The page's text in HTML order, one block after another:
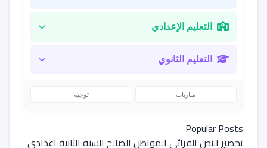
التعليم الإعدادي
التعليم الثانوي
مباريات توجيه
Popular Posts
تحضير النص القرائي المواطن الصالح السنة الثانية اعدادي